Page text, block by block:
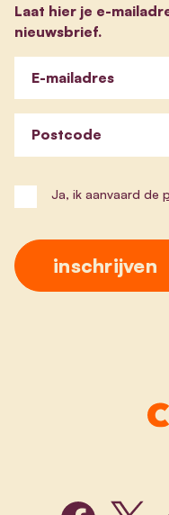
Laat hier je e-
nieuwsbrief.
E-mailadres
Postcode
Ja, ik aanvaard de